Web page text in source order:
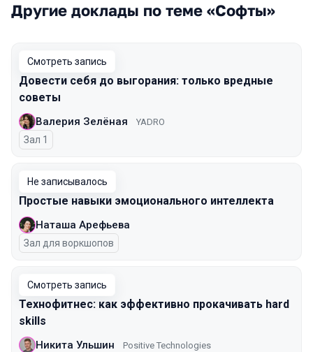
Другие доклады по теме «Софты»
Смотреть запись
Довести себя до выгорания: только вредные
советы
Валерия Зелёная YADRO
Зал 1
Не записывалось
Простые навыки эмоционального интеллекта
Наташа Арефьева
Зал для воркшопов
Смотреть запись
Технофитнес: как эффективно прокачивать hard
skills
Никита Ульшин Positive Technologies